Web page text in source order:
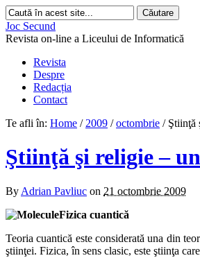
Joc Secund
Revista on-line a Liceului de Informatică
Revista
Despre
Redacția
Contact
Te afli în: Home / 2009 / octombrie / Ştiinţă
Ştiinţă şi religie –
By Adrian Pavliuc on 21 octombrie 2009
Fizica cuantică
Teoria cuantică este considerată una din
ştiinţei. Fizica, în sens clasic, este ştiinţa